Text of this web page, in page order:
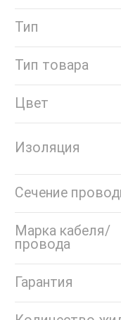
Тип
Тип товара
Цвет
Изоляция
Сечение
Марка кабеля/
провода
Гарантия